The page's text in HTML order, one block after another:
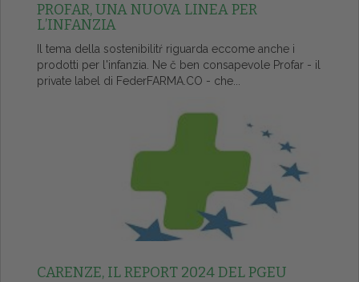
PROFAR, UNA NUOVA LINEA PER
L’INFANZIA
Il tema della sostenibilitŕ riguarda eccome anche i
prodotti per l'infanzia. Ne č ben consapevole Profar - il
private label di FederFARMA.CO - che...
CARENZE, IL REPORT 2024 DEL PGEU